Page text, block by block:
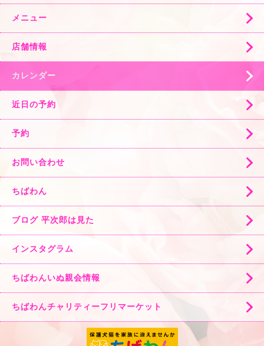
メニュー
店舗情報
カレンダー
近日の予約
予約
お問い合わせ
ちばわん
ブログ 平次郎は見た
インスタグラム
ちばわんいぬ親会情報
ちばわんチャリティーフリマーケット